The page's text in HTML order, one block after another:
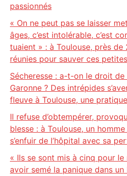
passionnés
« On ne peut pas se laisser
âges, c’est intolérable, c’est
tuaient » : à Toulouse, près
réunies pour sauver ces
Sécheresse : a-t-on le droit de
Garonne ? Des intrépides
fleuve à Toulouse, une
Il refuse d’obtempérer,
blesse : à Toulouse, un
s’enfuir de l’hôpital avec sa
« Ils se sont mis à cinq pour
avoir semé la panique dans